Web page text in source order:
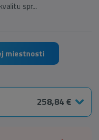
spr...
miestnosti
258,84 €